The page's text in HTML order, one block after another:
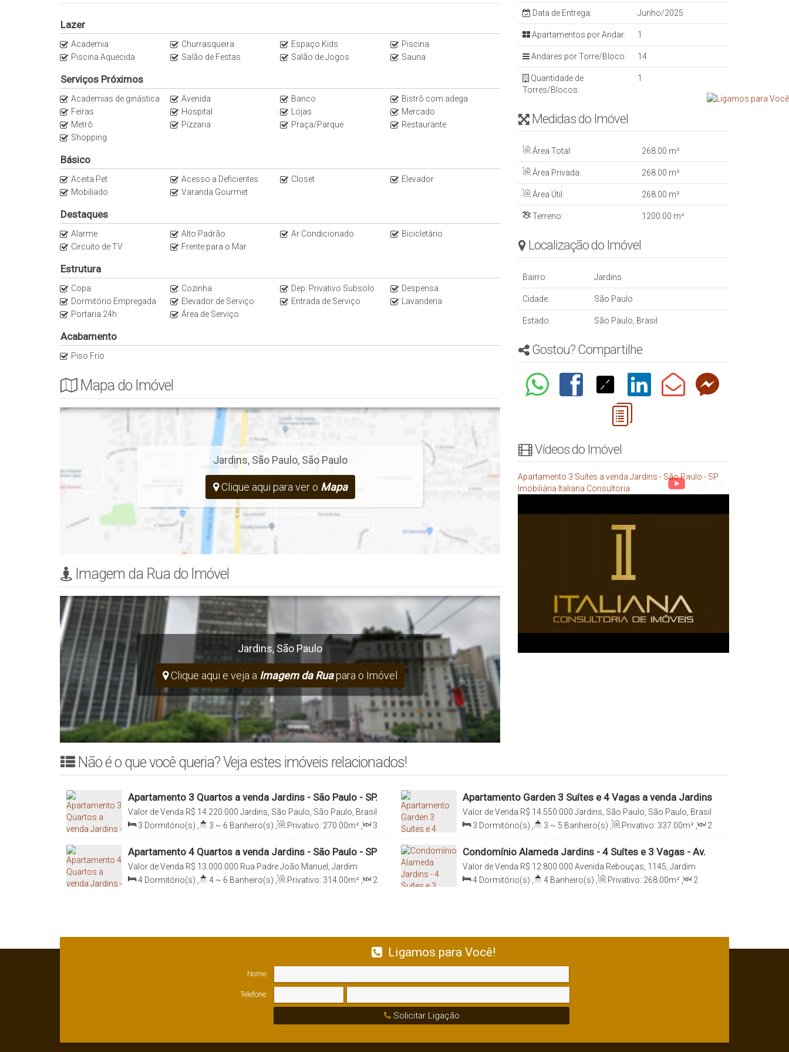
Um cenário repleto de lazer, alta gastronomia e grifes prestigiadas.
O privilégio diário de estar próximo a grifes cobiçadas e alguns dos melhores restaurantes da capital atéa comodidade
de poder fazer tudo
caminhando pelas ruas arborizadas e as principais lojas do bairro.
Descrição sobre a localização:
01 Figueira Rubaiyat
02 Bistrô Paris 6
03 DOM
04 Lellis Tratoria
05 Ice Brasserie
06 Jam Jardins
07 Gero
09 Shops Jardins
10 Zucco
11 Piselli Jardins
13 Parque Ibirapuera
14 Clube Atlético Paulistano
As informações estão sujeitas a alterações sem aviso prévio, consulte o corretor responsável.
Lazer
Academia Churrasqueira Espaço Kids
Piscina
Piscina Aquecida
Salão de Festas Salão de Jogos Sauna
Serviços Próximos
Academias de ginástica Avenida Banco
Bistrô com adega
Feiras
Hospital Lojas
Mercado
Metrô
Pizzaria Praça/Parque
Restaurante
Shopping
Básico
Aceita Pet Acesso a Deficientes Closet
Elevador
Mobiliado
Varanda Gourmet
Destaques
Alarme Alto Padrão Ar Condicionado
Bicicletário
Circuito de TV
Frente para o Mar
Estrutura
Copa Cozinha Dep. Privativo Subsolo
Despensa
Dormitório Empregada
Elevador de Serviço Entrada de Serviço
Lavanderia
Portaria 24h
Área de Serviço
Acabamento
Piso Frio
Mapa do Imóvel
Jardins, São Paulo, São Paulo
Clique aqui para ver o Mapa
Imagem da Rua do Imóvel
Jardins, São Paulo
Clique aqui e veja a Imagem da Ruapara o Imóvel
Data de Entrega: Junho/2025
Apartamentos por Andar: 1
Andares por Torre/Bloco: 14
Quantidade de
Torres/Blocos:
1
Medidas do Imóvel
Área Total: 268 .00 m²
Área Privada: 268 .00 m²
Área Útil: 268 .00 m²
Terreno: 1200 .00 m²
Localização do Imóvel
Bairro: Jardins
Cidade: São Paulo
Estado: São Paulo, Brasil
Gostou? Compartilhe
Vídeos do Imóvel
Apartamento 3 Suítes a venda Jardins - São Paulo - SP
Imobiliária Italiana Consultoria
Não é o que você queria? Veja estes imóveis relacionados!
Apartamento 3 Quartos a venda Jardins - São Paulo - SP.
R$ 14.220.000
Valor de Venda
Jardins, São Paulo, São Paulo, Brasil
3 Dormitório(s) 3 ~ 6 Banheiro(s) Privativo: 270 .00m²
3
270
.00 Terreno: 1200
Apartamento Garden 3 Suítes e 4 Vagas a venda Jardins
- São Paulo - SP.
R$ 14.550.000
Valor de Venda
Jardins, São Paulo, São Paulo, Brasil
3 Dormitório(s) 3 ~ 5 Banheiro(s) Privativo: 337 .00m²
2
337
.00 , Terreno: 998 .00 m²
Apartamento 4 Quartos a venda Jardins - São Paulo - SP
R$ 13.000.000
Valor de Venda
Rua Padre João Manuel, Jardim
Paulista, 01411-000, Jardins, São Paulo, São Paulo, Brasil
4 Dormitório(s) 4 ~ 6 Banheiro(s) Privativo: 314.00m²
2
Condomínio Alameda Jardins - 4 Suítes e 3 Vagas - Av.
Rebouças, 1145 - São Paulo
R$ 12.800.000
Valor de Venda
Avenida Rebouças, 1145, Jardim
América, 05402-500, Jardins, São Paulo, São Paulo, Brasil
4 Dormitório(s) 4 Banheiro(s) Privativo: 268.00m²
2
Ligamos para Você!
Nome:
Telefone:
Solicitar Ligação